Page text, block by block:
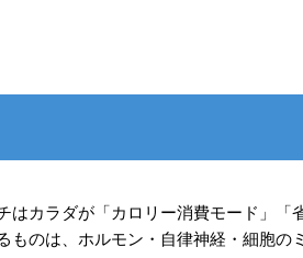
はカラダが「カロリー消費モード」「
のは、ホルモン・自律神経・細胞の